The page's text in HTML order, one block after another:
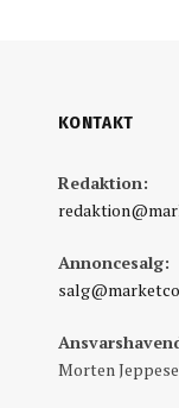
KONTAKT
Redaktion:
Annoncesalg:
Morten